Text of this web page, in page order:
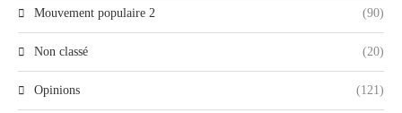
Mouvement populaire 2 (90)
Non classé (20)
Opinions (121)